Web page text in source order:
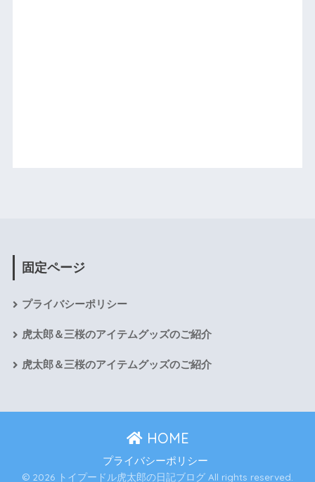
固定ページ
プライバシーポリシー
虎太郎＆三桜のアイテムグッズのご紹介
虎太郎＆三桜のアイテムグッズのご紹介
HOME
プライバシーポリシー
© 2026 トイプードル虎太郎の日記ブログ All rights reserved.